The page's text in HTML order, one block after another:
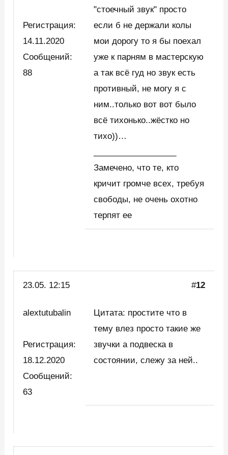
Регистрация:
14.11.2020
Сообщений:
88
"стоечный звук" просто
если б не держали колы
мои дорогу то я бы поехал
уже к парням в мастерскую
а так всё гуд но звук есть
противный, не могу я с
ним..только вот вот было
всё тихонько..жёстко но
тихо))…
Замечено, что те, кто
кричит громче всех, требуя
свободы, не очень охотно
терпят ее
23.05. 12:15 #12
alextutubalin
Регистрация:
18.12.2020
Сообщений:
63
Цитата: простите что в
тему влез просто такие же
звучки а подвеска в
состоянии, слежу за ней..